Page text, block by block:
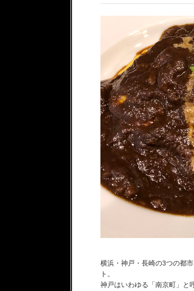
横浜・神戸・長崎の3つの都
ト。
神戸はいわゆる「南京町」と